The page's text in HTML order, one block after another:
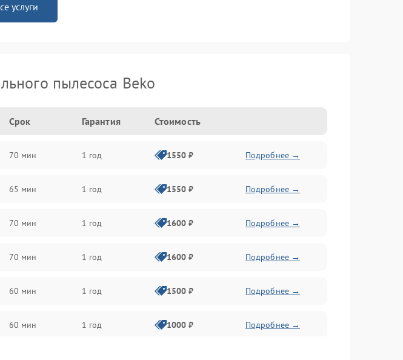
услуги
пылесоса Beko
Срок Гарантия Стоимость
70 мин 1 год 1550 ₽ Подробнее →
65 мин 1 год 1550 ₽ Подробнее →
70 мин 1 год 1600 ₽ Подробнее →
70 мин 1 год 1600 ₽ Подробнее →
60 мин 1 год 1500 ₽ Подробнее →
60 мин 1 год 1000 ₽ Подробнее →